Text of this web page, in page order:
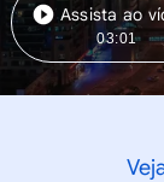
Assista ao
03:01